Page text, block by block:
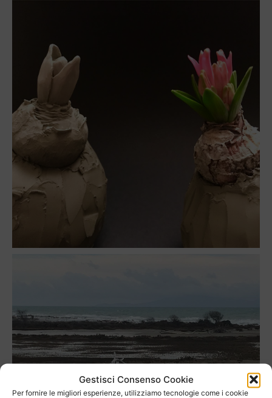
Gestisci Consenso Cookie
Per fornire le migliori esperienze, utilizziamo tecnologie come i cookie